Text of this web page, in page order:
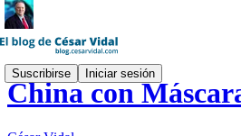
Suscribirse Iniciar sesión
China con